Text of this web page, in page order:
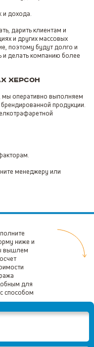
и дохода.
дарить клиентам и
и других массовых
поэтому будут долго и
и делать компанию более
Херсон
мы оперативно выполняем
продукции.
менеджеру или
ниже и
вышлем
для
способом